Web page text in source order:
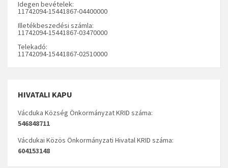
Idegen bevételek:
11742094-15441867-04400000
Illetékbeszedési számla:
11742094-15441867-03470000
Telekadó:
11742094-15441867-02510000
HIVATALI KAPU
Vácduka Község Önkormányzat KRID száma:
546848711
Vácdukai Közös Önkormányzati Hivatal KRID száma:
604153148